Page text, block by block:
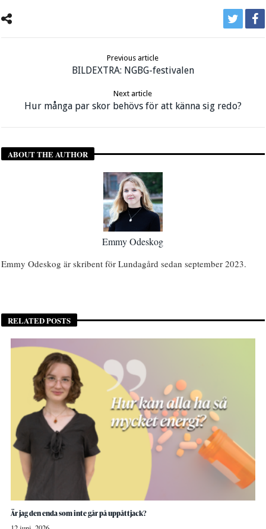
Previous article
BILDEXTRA: NGBG-festivalen
Next article
Hur många par skor behövs för att känna sig redo?
ABOUT THE AUTHOR
Emmy Odeskog
Emmy Odeskog är skribent för Lundagård sedan september 2023.
RELATED POSTS
Är jag den enda som inte går på uppåttjack?